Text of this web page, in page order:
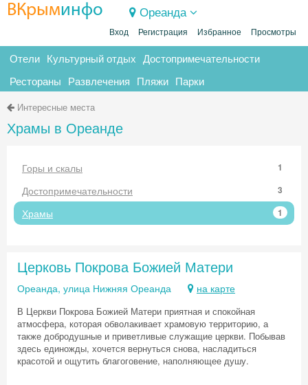
ВКрыминфо Ореанда
Вход Регистрация Избранное Просмотры
Отели Культурный отдых Достопримечательности
Рестораны Развлечения Пляжи Парки
Интересные места
Храмы в Ореанде
Горы и скалы 1
Достопримечательности 3
Храмы 1
Церковь Покрова Божией Матери
Ореанда, улица Нижняя Ореанда на карте
В Церкви Покрова Божией Матери приятная и спокойная
атмосфера, которая обволакивает храмовую территорию, а
также добродушные и приветливые служащие церкви. Побывав
здесь единожды, хочется вернуться снова, насладиться
красотой и ощутить благоговение, наполняющее душу.